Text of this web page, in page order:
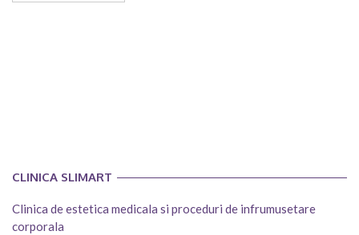
CLINICA SLIMART
Clinica de estetica medicala si proceduri de infrumusetare
corporala